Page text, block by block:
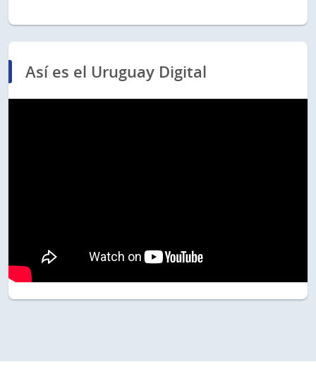
Así es el Uruguay Digital